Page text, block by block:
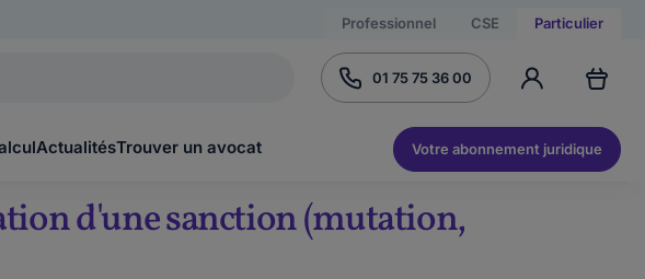
Professionnel CSE Particulier
01 75 75 36 00
ActualitésTrouver un avocat Votre abonnement juridique
d'une sanction (mutation,